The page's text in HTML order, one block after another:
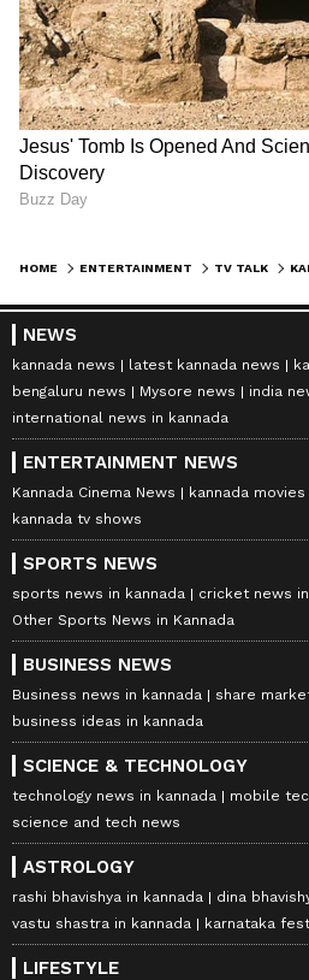
HOME ENTERTAINMENT TV TALK
NEWS
kannada news latest kannada news
bengaluru news
Mysore news
india
international news in kannada
ENTERTAINMENT NEWS
Kannada Cinema News kannada
kannada tv shows
SPORTS NEWS
sports news in kannada
cricket news
Other Sports News in Kannada
BUSINESS NEWS
Business news in kannada
share
business ideas in kannada
SCIENCE & TECHNOLOGY
technology news in kannada
mobile
science and tech news
ASTROLOGY
rashi bhavishya in kannada dina
vastu shastra in kannada
karnataka
LIFESTYLE